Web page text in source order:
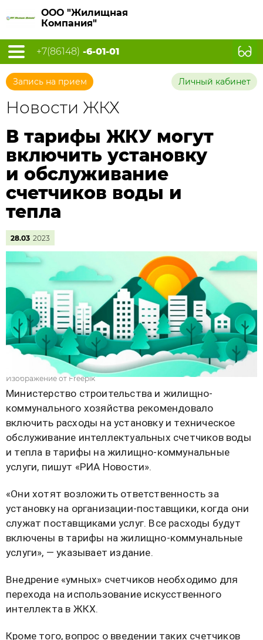
ООО "Жилищная
Компания"
+7(86148) -6-01-01
Запись на прием Личный кабинет
Новости ЖКХ
В тарифы ЖКУ могут
включить установку
и обслуживание
счетчиков воды и
тепла
28.03 2023
Изображение от Freepik
Министерство строительства и жилищно-
коммунального хозяйства рекомендовало
включить расходы на установку и техническое
обслуживание интеллектуальных счетчиков воды
и тепла в тарифы на жилищно-коммунальные
услуги, пишут «РИА Новости».
«Они хотят возложить ответственность за
установку на организации-поставщики, когда они
служат поставщиками услуг. Все расходы будут
включены в тарифы на жилищно-коммунальные
услуги», — указывает издание.
Внедрение «умных» счетчиков необходимо для
перехода на использование искусственного
интеллекта в ЖКХ.
Кроме того, вопрос о введении таких счетчиков